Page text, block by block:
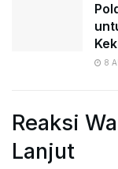
8
Reaksi
Lanjut